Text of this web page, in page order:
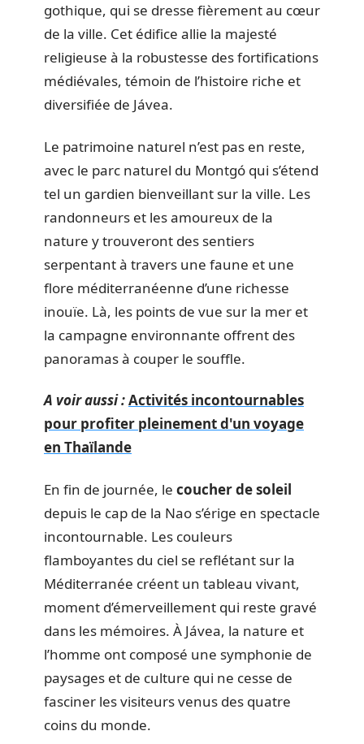
gothique, qui se dresse fièrement au cœur
de la ville. Cet édifice allie la majesté
religieuse à la robustesse des fortifications
médiévales, témoin de l’histoire riche et
diversifiée de Jávea.
Le patrimoine naturel n’est pas en reste,
avec le parc naturel du Montgó qui s’étend
tel un gardien bienveillant sur la ville. Les
randonneurs et les amoureux de la
nature y trouveront des sentiers
serpentant à travers une faune et une
flore méditerranéenne d’une richesse
inouïe. Là, les points de vue sur la mer et
la campagne environnante offrent des
panoramas à couper le souffle.
A voir aussi :Activités incontournables
pour profiter pleinement d'un voyage
en Thaïlande
En fin de journée, le coucher de soleil
depuis le cap de la Nao s’érige en spectacle
incontournable. Les couleurs
flamboyantes du ciel se reflétant sur la
Méditerranée créent un tableau vivant,
moment d’émerveillement qui reste gravé
dans les mémoires. À Jávea, la nature et
l’homme ont composé une symphonie de
paysages et de culture qui ne cesse de
fasciner les visiteurs venus des quatre
coins du monde.